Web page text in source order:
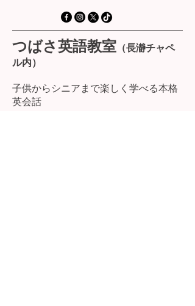
つばさ英語教室 （長瀞チャペ
ル内）
子供からシニアまで楽しく学べる本格
英会話